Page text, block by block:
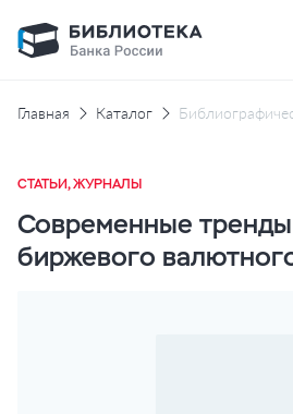
Главная Каталог
СТАТЬИ, ЖУРНАЛЫ
Современные тренды
биржевого